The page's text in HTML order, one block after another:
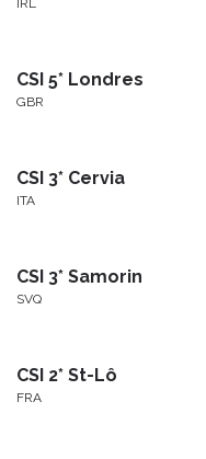
IRL
CSI 5* Londres
GBR
CSI 3* Cervia
ITA
CSI 3* Samorin
SVQ
CSI 2* St-Lô
FRA